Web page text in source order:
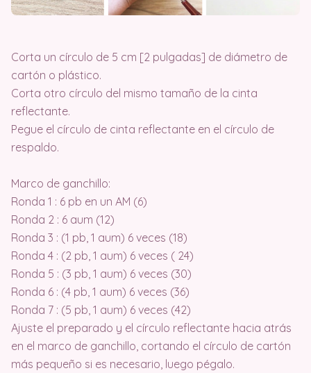
Corta un círculo de 5 cm [2 pulgadas] de diámetro de
cartón o plástico.
Corta otro círculo del mismo tamaño de la cinta
reflectante.
Pegue el círculo de cinta reflectante en el círculo de
respaldo.
Marco de ganchillo:
Ronda 1 : 6 pb en un AM (6)
Ronda 2 : 6 aum (12)
Ronda 3 : (1 pb, 1 aum) 6 veces (18)
Ronda 4 : (2 pb, 1 aum) 6 veces ( 24)
Ronda 5 : (3 pb, 1 aum) 6 veces (30)
Ronda 6 : (4 pb, 1 aum) 6 veces (36)
Ronda 7 : (5 pb, 1 aum) 6 veces (42)
Ajuste el preparado y el círculo reflectante hacia atrás
en el marco de ganchillo, cortando el círculo de cartón
más pequeño si es necesario, luego pégalo.